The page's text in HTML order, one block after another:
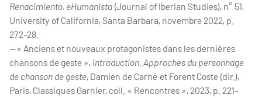
Renacimiento, eHumanista (Journal of Iberian Studies), n° 51,
University of California, Santa Barbara, novembre 2022, p.
272-28.
—« Anciens et nouveaux protagonistes dans les dernières
chansons de geste », Introduction. Approches du personnage
de chanson de geste, Damien de Carné et Forent Coste (dir.),
Paris, Classiques Garnier, coll. « Rencontres », 2023, p. 221-